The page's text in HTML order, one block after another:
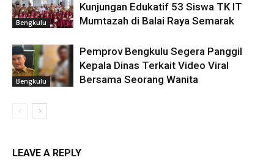
Bengkulu
Kunjungan Edukatif 53 Siswa TK IT
Mumtazah di Balai Raya Semarak
Bengkulu
Pemprov Bengkulu Segera Panggil
Kepala Dinas Terkait Video Viral
Bersama Seorang Wanita
LEAVE A REPLY